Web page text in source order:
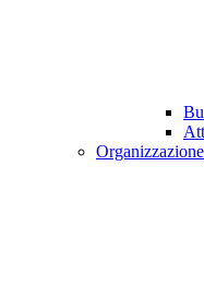
Organizzazione